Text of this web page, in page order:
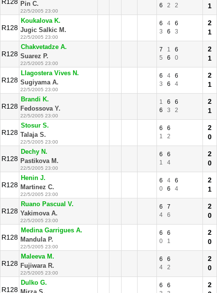
Pin C.
22/5/2005 23:00
6
2 2
1
R128
Koukalova K.
Jugic Salkic M.
22/5/2005 23:00
6 4
6
3
6 3
2
1
R128
Chakvetadze A.
Suarez P.
22/5/2005 23:00
7 1
6
5
6 0
2
1
R128
Llagostera Vives N.
Sugiyama A.
22/5/2005 23:00
6 4
6
3
6 4
2
1
R128
Brandi K.
Fedossova Y.
22/5/2005 23:00
1 6
6
6
3 2
2
1
R128
Stosur S.
Talaja S.
22/5/2005 23:00
6
6
1
2
2
0
R128
Dechy N.
Pastikova M.
22/5/2005 23:00
6
6
1
4
2
0
R128
Henin J.
Martinez C.
22/5/2005 23:00
6 4
6
0
6 4
2
1
R128
Ruano Pascual V.
Yakimova A.
22/5/2005 23:00
6
7
4
6
2
0
R128
Medina Garrigues A.
Mandula P.
22/5/2005 23:00
6
6
0
1
2
0
R128
Maleeva M.
Fujiwara R.
22/5/2005 23:00
6
6
4
2
2
0
R128
Dulko G.
6
6
2